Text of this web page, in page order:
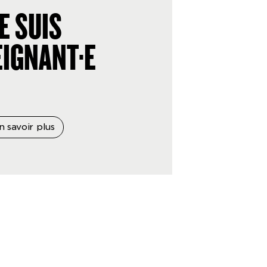
SUIS
savoir plus